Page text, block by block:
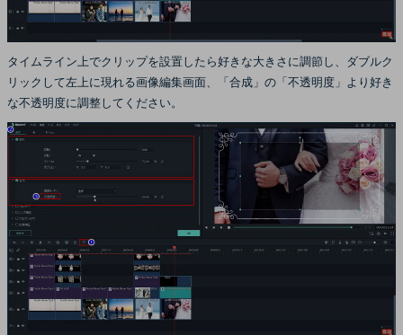
タイムライン上でクリップを設置したら好きな大きさに調節し、ダブルク
リックして左上に現れる画像編集画面、「合成」の「不透明度」より好き
な不透明度に調整してください。